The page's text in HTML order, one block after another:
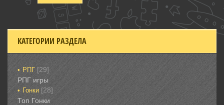
КАТЕГОРИИ РАЗДЕЛА
РПГ [29]
РПГ игры
Гонки‎ [28]
Топ Гонки‎